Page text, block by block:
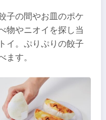
子の間やお皿のポケ
物やニオイを探し当
イ。ぷりぷりの餃子
ます。